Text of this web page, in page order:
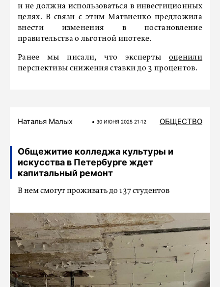
и не должна использоваться в инвестиционных
целях. В связи с этим Матвиенко предложила
внести изменения в постановление
правительства о льготной ипотеке.
Ранее мы писали, что эксперты оценили
перспективы снижения ставки до 3 процентов.
Наталья Малых 30 ИЮНЯ 2025 21:12 ОБЩЕСТВО
Общежитие колледжа культуры и
искусства в Петербурге ждет
капитальный ремонт
В нем смогут проживать до 137 студентов